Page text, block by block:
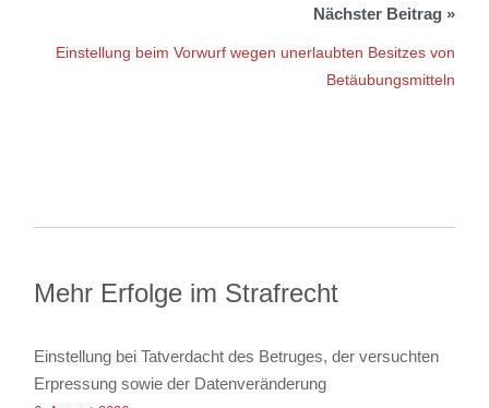
Einstellung beim Vorwurf wegen unerlaubten Besitzes von
Betäubungsmitteln
Mehr Erfolge im Strafrecht
Einstellung bei Tatverdacht des Betruges, der versuchten
Erpressung sowie der Datenveränderung